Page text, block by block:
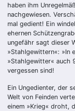
haben ihm
nachgewiesen.
mal gedient! Ein
ehernen
ungefähr sagt dieser
»Stahlgewittern«: »In
»Stahlgewitter« auch
vergessen sind!
Ein Ungedienter, der
Welt von Feinden
einem »Krieg« droht,